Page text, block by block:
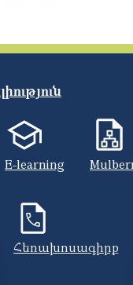
E-learning
Հեռախոսագիրք